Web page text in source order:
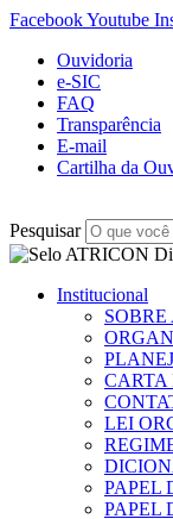
FacebookYoutube
Ouvidoria
e-SIC
FAQ
Transparência
E-mail
Cartilha da
Pesquisar
Institucional
CARTA
LEI
PAPEL
PAPEL